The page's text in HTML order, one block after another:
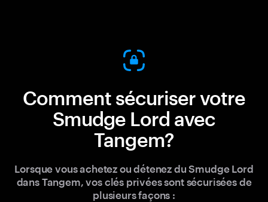
Comment sécuriser votre
Smudge Lord avec
Tangem?
Lorsque vous achetez ou détenez du Smudge Lord
dans Tangem, vos clés privées sont sécurisées de
plusieurs façons :